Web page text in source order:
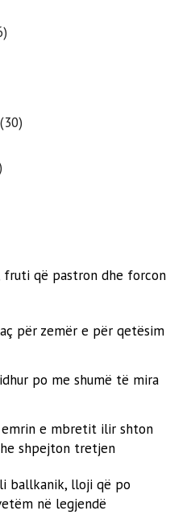
(30)
fruti që pastron dhe forcon
për zemër e për qetësim
po me shumë të mira
emrin e mbretit ilir shton
shpejton tretjen
ballkanik, lloji që po
në legjendë